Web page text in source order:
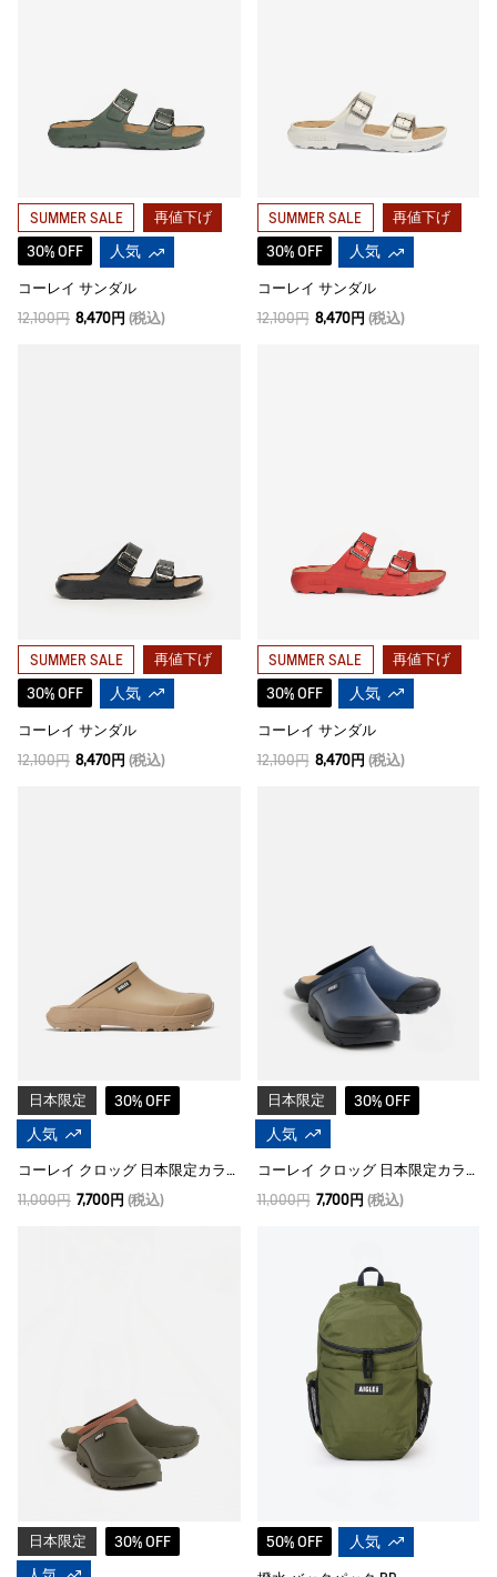
SUMMER SALE 再値下げ
30% OFF 人気
コーレイ サンダル
12,100円 8,470円 (税込)
SUMMER SALE 再値下げ
30% OFF 人気
コーレイ サンダル
12,100円 8,470円 (税込)
SUMMER SALE 再値下げ
30% OFF 人気
コーレイ サンダル
12,100円 8,470円 (税込)
SUMMER SALE 再値下げ
30% OFF 人気
コーレイ サンダル
12,100円 8,470円 (税込)
日本限定
30% OFF
人気
コーレイ クロッグ 日本限定カラー
11,000円 7,700円 (税込)
日本限定
30% OFF
人気
コーレイ クロッグ 日本限定カラー
11,000円 7,700円 (税込)
日本限定
30% OFF
50% OFF 人気